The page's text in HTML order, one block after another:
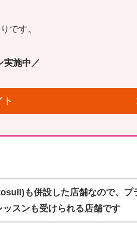
です。
実施中／
ト
も併設した店舗なので、プ
スンも受けられる店舗です